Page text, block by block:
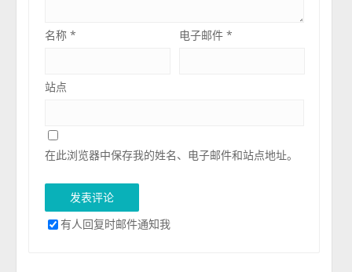
名称* 电子邮件*
站点
在此浏览器中保存我的姓名、电子邮件和站点地址。
有人回复时邮件通知我